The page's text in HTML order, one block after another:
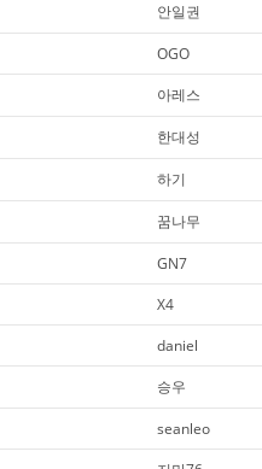
안일권
OGO
아레스
한대성
하기
꿈나무
GN7
X4
daniel
승우
seanleo